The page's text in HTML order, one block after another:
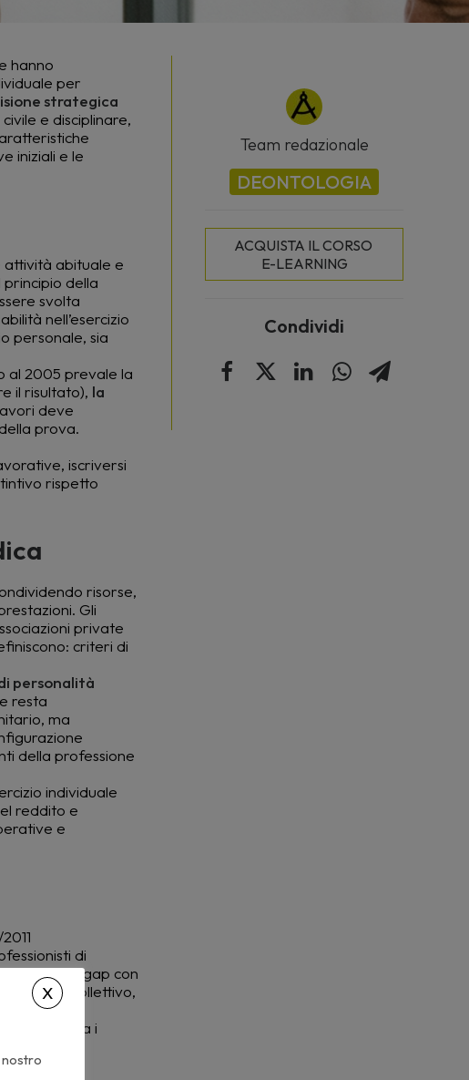
hanno
per
strategica
e disciplinare,
iniziali e le
attività abituale e
della
svolta
nell’esercizio
personale, sia
al 2005 prevale la
il risultato), la
deve
prova.
iscriversi
rispetto
risorse,
Gli
private
criteri di
personalità
resta
ma
della professione
individuale
reddito e
e
di
il gap con
in nome collettivo,
società
Tra i
Team redazionale
DEONTOLOGIA
ACQUISTA IL CORSO
E-LEARNING
Condividi
nostro